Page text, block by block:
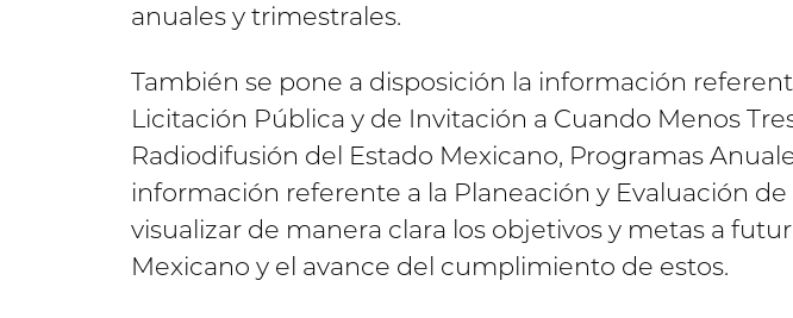
anuales y trimestrales.
También se pone a disposición la información
Licitación Pública y de Invitación a Cuando Menos
Radiodifusión del Estado Mexicano, Programas
información referente a la Planeación y Evaluación
visualizar de manera clara los objetivos y metas a
Mexicano y el avance del cumplimiento de estos.